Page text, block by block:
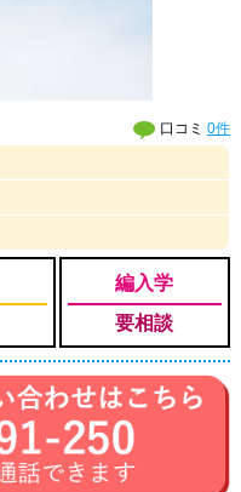
口コミ0件
編入学
要相談